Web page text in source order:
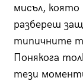
мисъл, която
разбереш
типичните
Понякога
тези